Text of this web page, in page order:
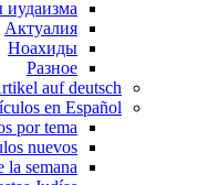
Актуалия
Ноахиды
Разное
auf deutsch
en Español
por tema
nuevos
la semana